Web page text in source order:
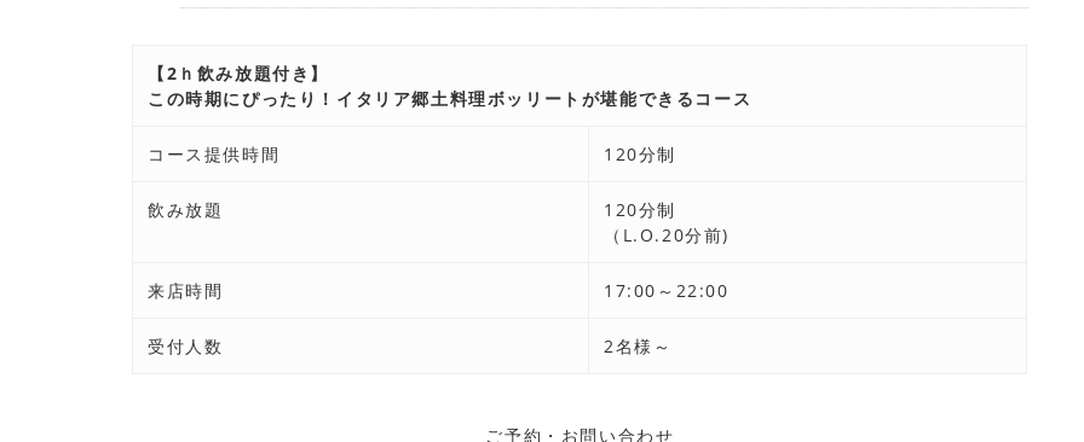
【2ｈ飲み放題付き】
この時期にぴったり！イタリア郷土料理ボッリートが堪能できるコース
コース提供時間 120分制
飲み放題
120分制
（L.O.20分前)
来店時間 17:00～22:00
受付人数 2名様～
ご予約・お問い合わせ